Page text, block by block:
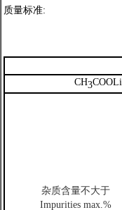
质量标准:
CH3COOLi
杂质含量不大于
Impurities max.%